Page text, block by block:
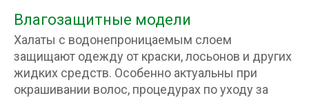
Влагозащитные модели
Халаты с водонепроницаемым слоем
защищают одежду от краски, лосьонов и других
жидких средств. Особенно актуальны при
окрашивании волос, процедурах по уходу за